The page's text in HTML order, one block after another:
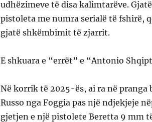
udhëzimeve të disa kalimtarëve.
pistoleta me numra serialë të fshirë,
gjatë shkëmbimit të zjarrit.
E shkuara e “errët” e “Antonio
Në korrik të 2025-ës, ai ra në pranga
Russo nga Foggia pas një ndjekjeje
gjetjen e një pistolete Beretta 9 mm